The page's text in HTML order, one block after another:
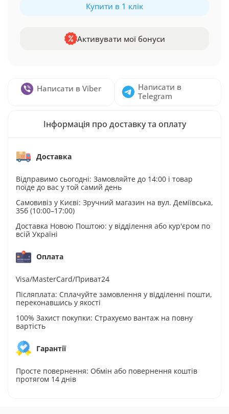
Купити в 1 клік
Активувати мої бонуси
Написати в Viber
Написати в
Telegram
Інформація про доставку та оплату
Доставка
Відправимо сьогодні: Замовляйте до 14:00 і товар
поїде до вас у той самий день
Самовивіз у Києві: Зручний магазин на вул. Деміївська,
35б (10:00–17:00)
Доставка Новою Поштою: у відділення або кур'єром по
всій Україні
Оплата
Visa/MasterCard/Приват24
Післяплата: Сплачуйте замовлення у відділенні пошти,
переконавшись у якості
100% Захист покупки: Страхуємо вантаж на повну
вартість
Гарантії
Просте повернення: Обмін або повернення коштів
протягом 14 днів